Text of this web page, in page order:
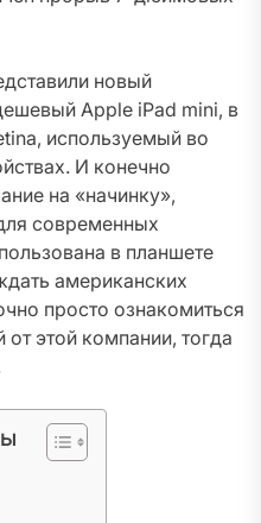
новый
Apple iPad mini, в
используемый во
И конечно
на «начинку»,
современных
в планшете
американских
просто ознакомиться
этой компании, тогда